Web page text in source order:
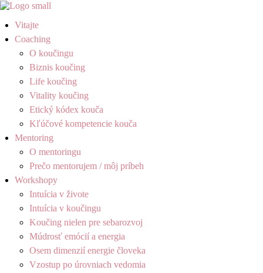
Vitajte
Coaching
O koučingu
Biznis koučing
Life koučing
Vitality koučing
Etický kódex kouča
Kľúčové kompetencie kouča
Mentoring
O mentoringu
Prečo mentorujem / môj príbeh
Workshopy
Intuícia v živote
Intuícia v koučingu
Koučing nielen pre sebarozvoj
Múdrosť emócií a energia
Osem dimenzií energie človeka
Vzostup po úrovniach vedomia